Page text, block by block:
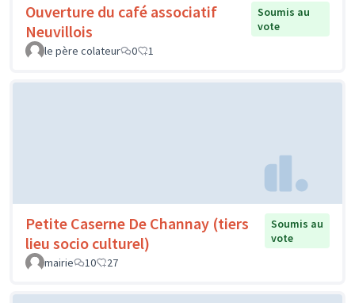
Ouverture du café associatif
Neuvillois
Soumis au
vote
le père colateur
0 1
Petite Caserne De Channay (tiers
lieu socio culturel)
Soumis au
vote
mairie
10 27